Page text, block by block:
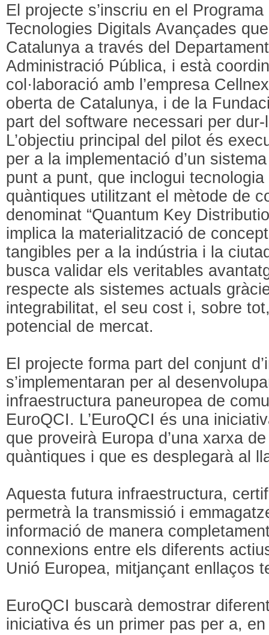
El projecte s’inscriu en el
Tecnologies Digitals Avançades
Catalunya a través del
Administració Pública, i està
col·laboració amb l’empresa
oberta de Catalunya, i de la
part del software necessari per
L’objectiu principal del pilot és
per a la implementació d’un
punt a punt, que inclogui
quàntiques utilitzant el mètode de
denominat “Quantum Key
implica la materialització de
tangibles per a la indústria i la
busca validar els veritables
respecte als sistemes actuals
integrabilitat, el seu cost i, sobre
potencial de mercat.
El projecte forma part del conjunt
s’implementaran per al
infraestructura paneuropea de
EuroQCI. L’EuroQCI és una
que proveirà Europa d’una xarxa
quàntiques i que es desplegarà al
Aquesta futura infraestructura,
permetrà la transmissió i
informació de manera
connexions entre els diferents
Unió Europea, mitjançant enllaços
EuroQCI buscarà demostrar
iniciativa és un primer pas per a,